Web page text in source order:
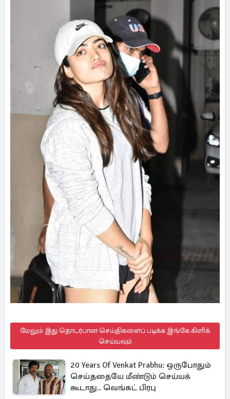
மேலும் இது தொடர்பான செய்திகளைப் படிக்க இங்கே கிளிக்
செய்யவும்
20 Years Of Venkat Prabhu: ஒருபோதும்
செய்ததையே மீண்டும் செய்யக்
கூடாது.. வெங்கட் பிரபு